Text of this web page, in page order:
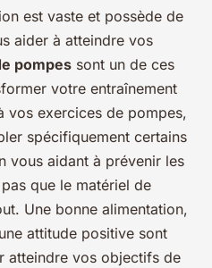
est vaste et possède de
aider à atteindre vos
pompes sont un de ces
votre entraînement
vos exercices de pompes,
spécifiquement certains
vous aidant à prévenir les
que le matériel de
Une bonne alimentation,
attitude positive sont
atteindre vos objectifs de